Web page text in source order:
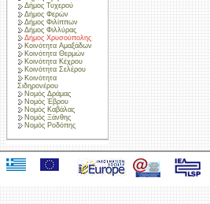
Δήμος Τυχερού
Δήμος Φερών
Δήμος Φιλίππων
Δήμος Φιλλύρας
Δήμος Χρυσούπολης
Κοινότητα Αμαξάδων
Κοινότητα Θερμών
Κοινότητα Κέχρου
Κοινότητα Σελέρου
Κοινότητα
Σιδηρονέρου
Νομός Δράμας
Νομός Έβρου
Νομός Καβάλας
Νομός Ξάνθης
Νομός Ροδόπης